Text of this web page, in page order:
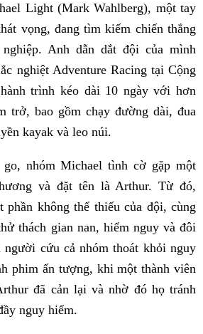
Light (Mark Wahlberg), một tay
vọng, đang tìm kiếm chiến thắng
Anh dẫn dắt đội của mình
nghiệt Adventure Racing tại Cộng
trình kéo dài 10 ngày với hơn
trở, bao gồm chạy đường dài, đua
kayak và leo núi.
go, nhóm Michael tình cờ gặp một
và đặt tên là Arthur. Từ đó,
không thể thiếu của đội, cùng
thách gian nan, hiểm nguy và đôi
cứu cả nhóm thoát khỏi nguy
phim ấn tượng, khi một thành viên
đã cản lại và nhờ đó họ tránh
nguy hiểm.